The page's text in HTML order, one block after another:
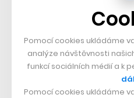
„Očekávám, že se všichni
mě – budou naplno věnovat
špatného na tom, udělat si
vhodné během pracovního
Pomocí cookies ukládáme
analýze návštěvnosti
funkcí sociálních médií a k
Pomocí cookies ukládáme